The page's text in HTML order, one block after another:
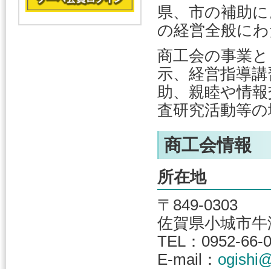
県、市の補助
の経営全般に
商工会の事業
示、経営指導
助、親睦や情
査研究活動等
商工会情報
所在地
〒849-0303
佐賀県小城市
TEL：0952-
E-mail：